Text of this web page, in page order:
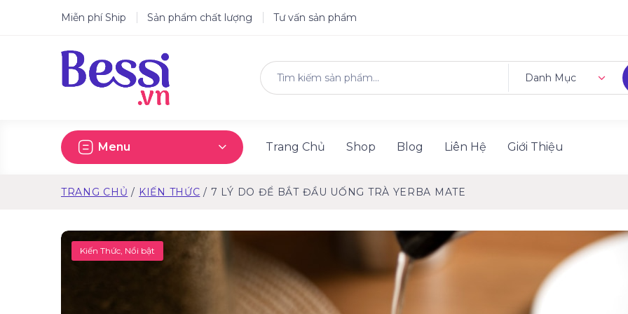
Miễn phí Ship Sản phẩm chất lượng Tư vấn sản phẩm
Danh Mục
Menu Trang Chủ Shop Blog Liên Hệ Giới Thiệu
TRANG CHỦ KIẾN THỨC 7 LÝ DO ĐỂ BẮT ĐẦU UỐNG TRÀ YERBA MATE
Kiến Thức, Nổi bật